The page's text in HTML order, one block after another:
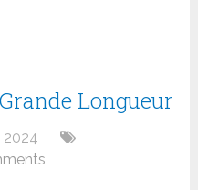
Longueur
2024